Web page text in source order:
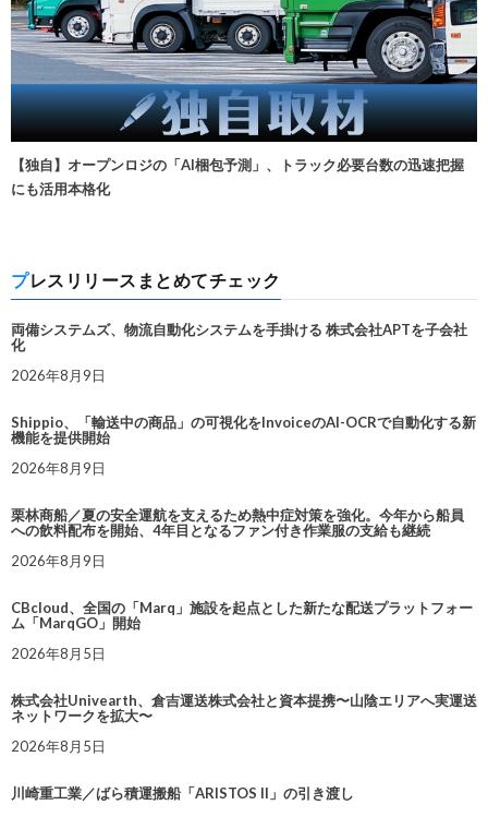
【独自】オープンロジの「AI梱包予測」、トラック必要台数の迅速把握
にも活用本格化
プレスリリースまとめてチェック
両備システムズ、物流自動化システムを手掛ける 株式会社APTを子会社
化
2026年8月9日
Shippio、「輸送中の商品」の可視化をInvoiceのAI-OCRで自動化する新
機能を提供開始
2026年8月9日
栗林商船／夏の安全運航を支えるため熱中症対策を強化。今年から船員
への飲料配布を開始、4年目となるファン付き作業服の支給も継続
2026年8月9日
CBcloud、全国の「Marq」施設を起点とした新たな配送プラットフォー
ム「MarqGO」開始
2026年8月5日
株式会社Univearth、倉吉運送株式会社と資本提携〜山陰エリアへ実運送
ネットワークを拡大〜
2026年8月5日
川崎重工業／ばら積運搬船「ARISTOS II」の引き渡し